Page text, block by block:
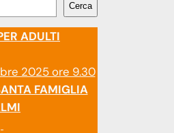
Cerca
ADULTI
2025 ore 9.30
FAMIGLIA